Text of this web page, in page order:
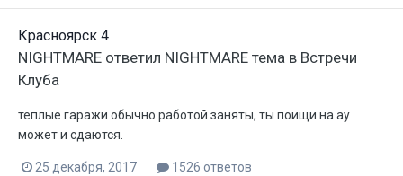
Красноярск 4
NIGHTMARE ответил NIGHTMARE тема в Встречи
Клуба
теплые гаражи обычно работой заняты, ты поищи на ау
может и сдаются.
25 декабря, 2017 1526 ответов